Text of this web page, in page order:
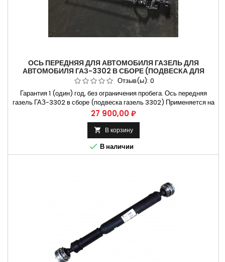
ОСЬ ПЕРЕДНЯЯ ДЛЯ АВТОМОБИЛЯ ГАЗЕЛЬ ДЛЯ
АВТОМОБИЛЯ ГАЗ-3302 В СБОРЕ (ПОДВЕСКА ДЛЯ
АВТОМОБИЛЯ ГАЗЕЛЬ 3302) 3302-3000012.
Отзыв(ы): 0
Гарантия 1 (один) год, без ограничения пробега. Ось передняя
газель ГАЗ-3302 в сборе (подвеска газель 3302) Применяется на
автомобилях ГАЗель 3302 Не требующая установки на СТО.
Способы оплаты Безналичный расчет, оплата банковской картой
Цена
27 900,00 ₽
 В корзину
 В наличии